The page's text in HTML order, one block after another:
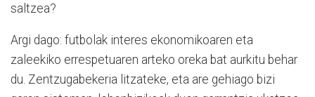
saltzea?
Argi dago: futbolak interes ekonomikoaren eta
zaleekiko errespetuaren arteko oreka bat aurkitu behar
du. Zentzugabekeria litzateke, eta are gehiago bizi